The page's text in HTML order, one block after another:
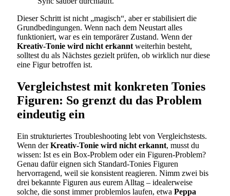
Dieser Schritt ist nicht „magisch“, aber er stabilisiert die
Grundbedingungen. Wenn nach dem Neustart alles
funktioniert, war es ein temporärer Zustand. Wenn der
Kreativ-Tonie wird nicht erkannt weiterhin besteht,
solltest du als Nächstes gezielt prüfen, ob wirklich nur diese
eine Figur betroffen ist.
Vergleichstest mit konkreten Tonies
Figuren: So grenzt du das Problem
eindeutig ein
Ein strukturiertes Troubleshooting lebt von Vergleichstests.
Wenn derKreativ-Tonie wird nicht erkannt, musst du
wissen: Ist es ein Box-Problem oder ein Figuren-Problem?
Genau dafür eignen sich Standard-Tonies Figuren
hervorragend, weil sie konsistent reagieren. Nimm zwei bis
drei bekannte Figuren aus eurem Alltag – idealerweise
solche, die sonst immer problemlos laufen, etwa Peppa